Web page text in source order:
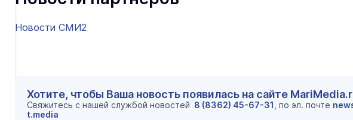
Новости СМИ2
Хотите, чтобы Ваша новость появилась на сайте
Свяжитесь с нашей службой новостей 8 (8362) 45-67-31 , по эл. почте
t.media